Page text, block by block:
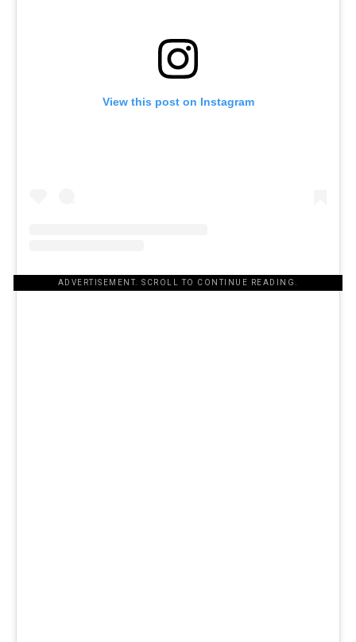
View this post on Instagram
ADVERTISEMENT. SCROLL TO CONTINUE READING.